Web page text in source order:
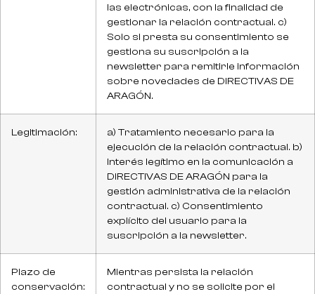
las electrónicas, con la finalidad de
gestionar la relación contractual. c)
Solo si presta su consentimiento se
gestiona su suscripción a la
newsletter para remitirle información
sobre novedades de DIRECTIVAS DE
ARAGÓN.
Legitimación:
a) Tratamiento necesario para la
ejecución de la relación contractual. b)
Interés legítimo en la comunicación a
DIRECTIVAS DE ARAGÓN para la
gestión administrativa de la relación
contractual. c) Consentimiento
explícito del usuario para la
suscripción a la newsletter.
Plazo de
conservación:
Mientras persista la relación
contractual y no se solicite por el